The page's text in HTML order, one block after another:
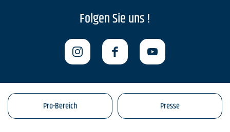
Folgen Sie uns !
Pro-Bereich Presse